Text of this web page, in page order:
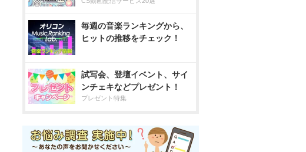
毎週の音楽ランキングから、
ヒットの推移をチェック！
試写会、登壇イベント、サイ
ンチェキなどプレゼント！
プレゼント特集